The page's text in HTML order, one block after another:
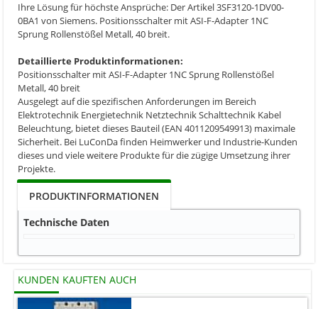
Ihre Lösung für höchste Ansprüche: Der Artikel 3SF3120-1DV00-
0BA1 von Siemens. Positionsschalter mit ASI-F-Adapter 1NC
Sprung Rollenstößel Metall, 40 breit.
Detaillierte Produktinformationen:
Positionsschalter mit ASI-F-Adapter 1NC Sprung Rollenstößel
Metall, 40 breit
Ausgelegt auf die spezifischen Anforderungen im Bereich
Elektrotechnik Energietechnik Netztechnik Schalttechnik Kabel
Beleuchtung, bietet dieses Bauteil (EAN 4011209549913) maximale
Sicherheit. Bei LuConDa finden Heimwerker und Industrie-Kunden
dieses und viele weitere Produkte für die zügige Umsetzung ihrer
Projekte.
PRODUKTINFORMATIONEN
Technische Daten
KUNDEN KAUFTEN AUCH